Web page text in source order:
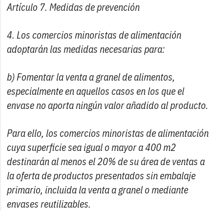
Artículo 7. Medidas de prevención
4. Los comercios minoristas de alimentación
adoptarán las medidas necesarias para:
b) Fomentar la venta a granel de alimentos,
especialmente en aquellos casos en los que el
envase no aporta ningún valor añadido al producto.
Para ello, los comercios minoristas de alimentación
cuya superficie sea igual o mayor a 400 m2
destinarán al menos el 20% de su área de ventas a
la oferta de productos presentados sin embalaje
primario, incluida la venta a granel o mediante
envases reutilizables.